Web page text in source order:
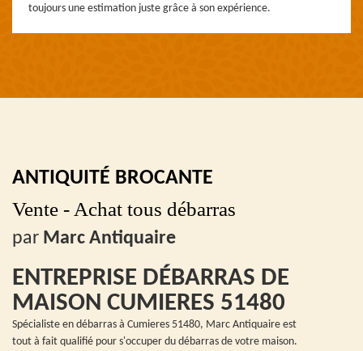
toujours une estimation juste grâce à son expérience.
ANTIQUITÉ BROCANTE
Vente - Achat tous débarras
par Marc Antiquaire
ENTREPRISE DÉBARRAS DE
MAISON CUMIERES 51480
Spécialiste en débarras à Cumieres 51480, Marc Antiquaire est
tout à fait qualifié pour s'occuper du débarras de votre maison.